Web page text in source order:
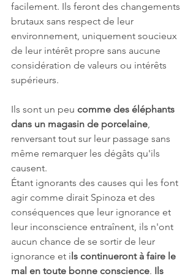
facilement. Ils feront des changements
brutaux sans respect de leur
environnement, uniquement soucieux
de leur intérêt propre sans aucune
considération de valeurs ou intérêts
supérieurs.
Ils sont un peu comme des éléphants
dans un magasin de porcelaine,
renversant tout sur leur passage sans
même remarquer les dégâts qu'ils
causent.
Étant ignorants des causes qui les font
agir comme dirait Spinoza et des
conséquences que leur ignorance et
leur inconscience entraînent, ils n'ont
aucun chance de se sortir de leur
ignorance et i ls continueront à faire le
mal en toute bonne conscience. Ils